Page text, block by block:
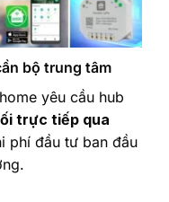
bộ trung tâm
yêu cầu hub
trực tiếp qua
phí đầu tư ban đầu